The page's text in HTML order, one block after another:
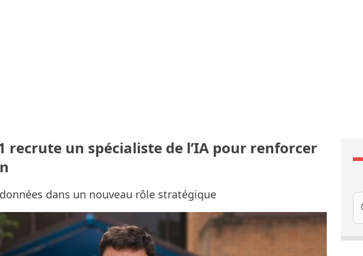
recrute un spécialiste de l’IA pour renforcer
dans un nouveau rôle stratégique